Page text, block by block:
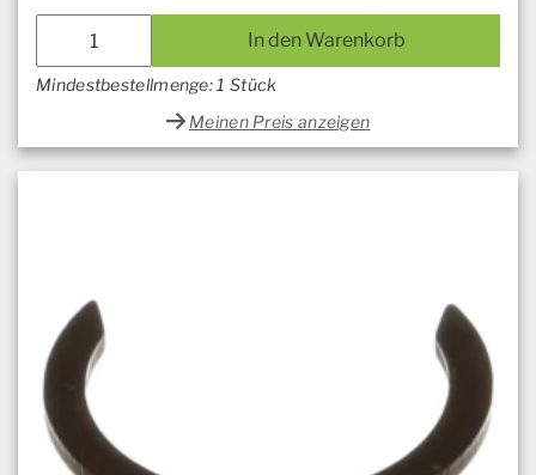
In den Warenkorb
Mindestbestellmenge: 1 Stück
Meinen Preis anzeigen